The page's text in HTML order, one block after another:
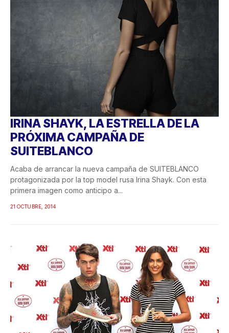
IRINA SHAYK, LA ESTRELLA DE LA
PRÓXIMA CAMPAÑA DE
SUITEBLANCO
Acaba de arrancar la nueva campaña de SUITEBLANCO
protagonizada por la top model rusa Irina Shayk. Con esta
primera imagen como anticipo a...
21 OCTUBRE, 2014